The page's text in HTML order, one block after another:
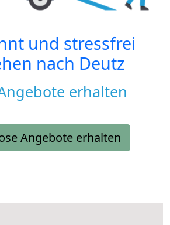
und stressfrei
nach Deutz
erhalten
Angebote erhalten